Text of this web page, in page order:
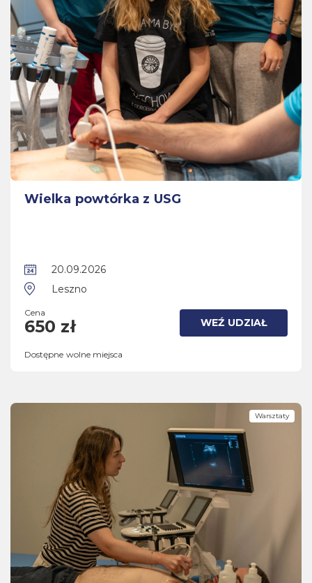
Wielka powtórka z USG
20.09.2026
Leszno
Cena
650 zł WEŹ UDZIAŁ
Dostępne wolne miejsca
Warsztaty